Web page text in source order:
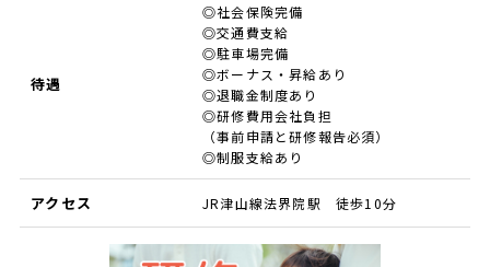
待遇
◎社会保険完備
◎交通費支給
◎駐車場完備
◎ボーナス・昇給あり
◎退職金制度あり
◎研修費用会社負担
（事前申請と研修報告必須）
◎制服支給あり
アクセス JR津山線法界院駅 徒歩10分